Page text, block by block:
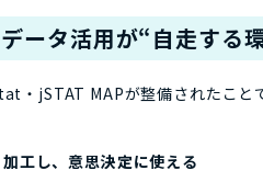
ータ活用が“自走する
・jSTAT MAPが整備されたこと
工し、意思決定に使える